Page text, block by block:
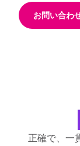
お問い合わ
正確で、一